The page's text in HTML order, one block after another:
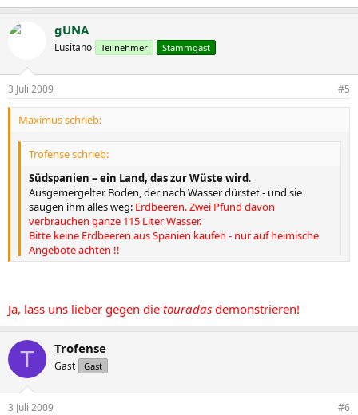
gUNA
Lusitano Teilnehmer Stammgast
3 Juli 2009 #5
Maximus schrieb:
Trofense schrieb:
Südspanien – ein Land, das zur Wüste wird.
Ausgemergelter Boden, der nach Wasser dürstet - und sie
saugen ihm alles weg: Erdbeeren. Zwei Pfund davon
verbrauchen ganze 115 Liter Wasser.
Bitte keine Erdbeeren aus Spanien kaufen - nur auf heimische
Angebote achten !!
Versteh ich nicht ??? Kommen heimische Erdbeeren denn mit
weniger Wasser aus, als spanische? Außerdem ist es doch egal, ob
geplanten Solargroßkraftwerke nicht mehr jenseits des
Mittelmeeres in der Sahara in pol. instabilen Diktaturen zu errichten,
sondern hätte sie quasi direkt vor der Haustür. ....
Ich denk, die Region kann man abhacken.
Ja, lass uns lieber gegen die touradas demonstrieren!
T Trofense
Gast Gast
3 Juli 2009 #6